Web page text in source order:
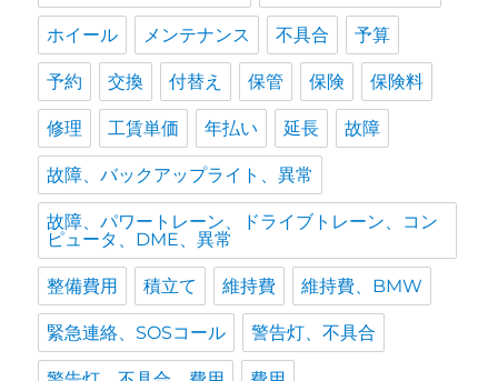
ホイール メンテナンス 不具合 予算
予約 交換 付替え 保管 保険 保険料
修理 工賃単価 年払い 延長 故障
故障、バックアップライト、異常
故障、パワートレーン、ドライブトレーン、コン
ピュータ、DME、異常
整備費用 積立て 維持費 維持費、BMW
緊急連絡、SOSコール 警告灯、不具合